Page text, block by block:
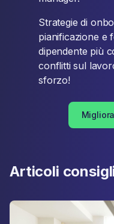
Strategie di
pianificazione e
dipendente più
conflitti sul
sforzo!
Articoli